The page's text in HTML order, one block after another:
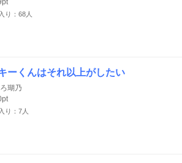
り：68人
ーくんはそれ以上がしたい
瑚乃
り：7人